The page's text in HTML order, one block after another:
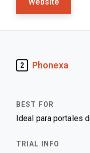
Website
2 Phonexa
Ideal para portales